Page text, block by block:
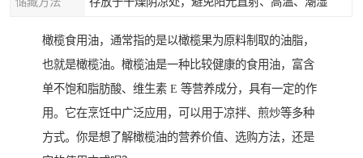
橄榄食用油，通常指的是以橄榄果为原料制取的油脂，
也就是橄榄油。橄榄油是一种比较健康的食用油，富含
单不饱和脂肪酸、维生素 E 等营养成分，具有一定的作
用。它在烹饪中广泛应用，可以用于凉拌、煎炒等多种
方式。你是想了解橄榄油的营养价值、选购方法，还是